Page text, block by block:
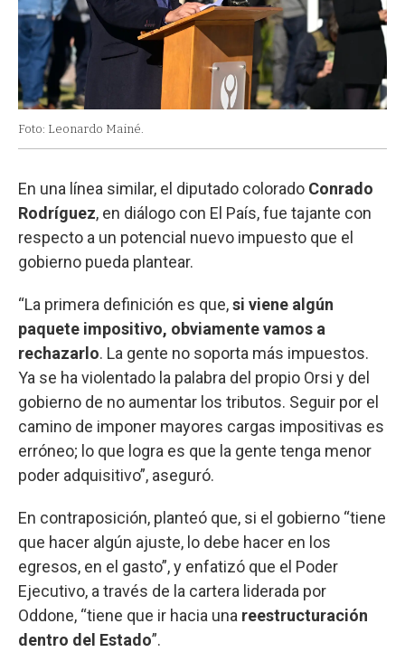
Foto: Leonardo Mainé.
En una línea similar, el diputado colorado Conrado
Rodríguez, en diálogo con El País, fue tajante con
respecto a un potencial nuevo impuesto que el
gobierno pueda plantear.
“La primera definición es que,si viene algún
paquete impositivo, obviamente vamos a
rechazarlo. La gente no soporta más impuestos.
Ya se ha violentado la palabra del propio Orsi y del
gobierno de no aumentar los tributos. Seguir por el
camino de imponer mayores cargas impositivas es
erróneo; lo que logra es que la gente tenga menor
poder adquisitivo”, aseguró.
En contraposición, planteó que, si el gobierno “tiene
que hacer algún ajuste, lo debe hacer en los
egresos, en el gasto”, y enfatizó que el Poder
Ejecutivo, a través de la cartera liderada por
Oddone, “tiene que ir hacia una reestructuración
dentro del Estado”.